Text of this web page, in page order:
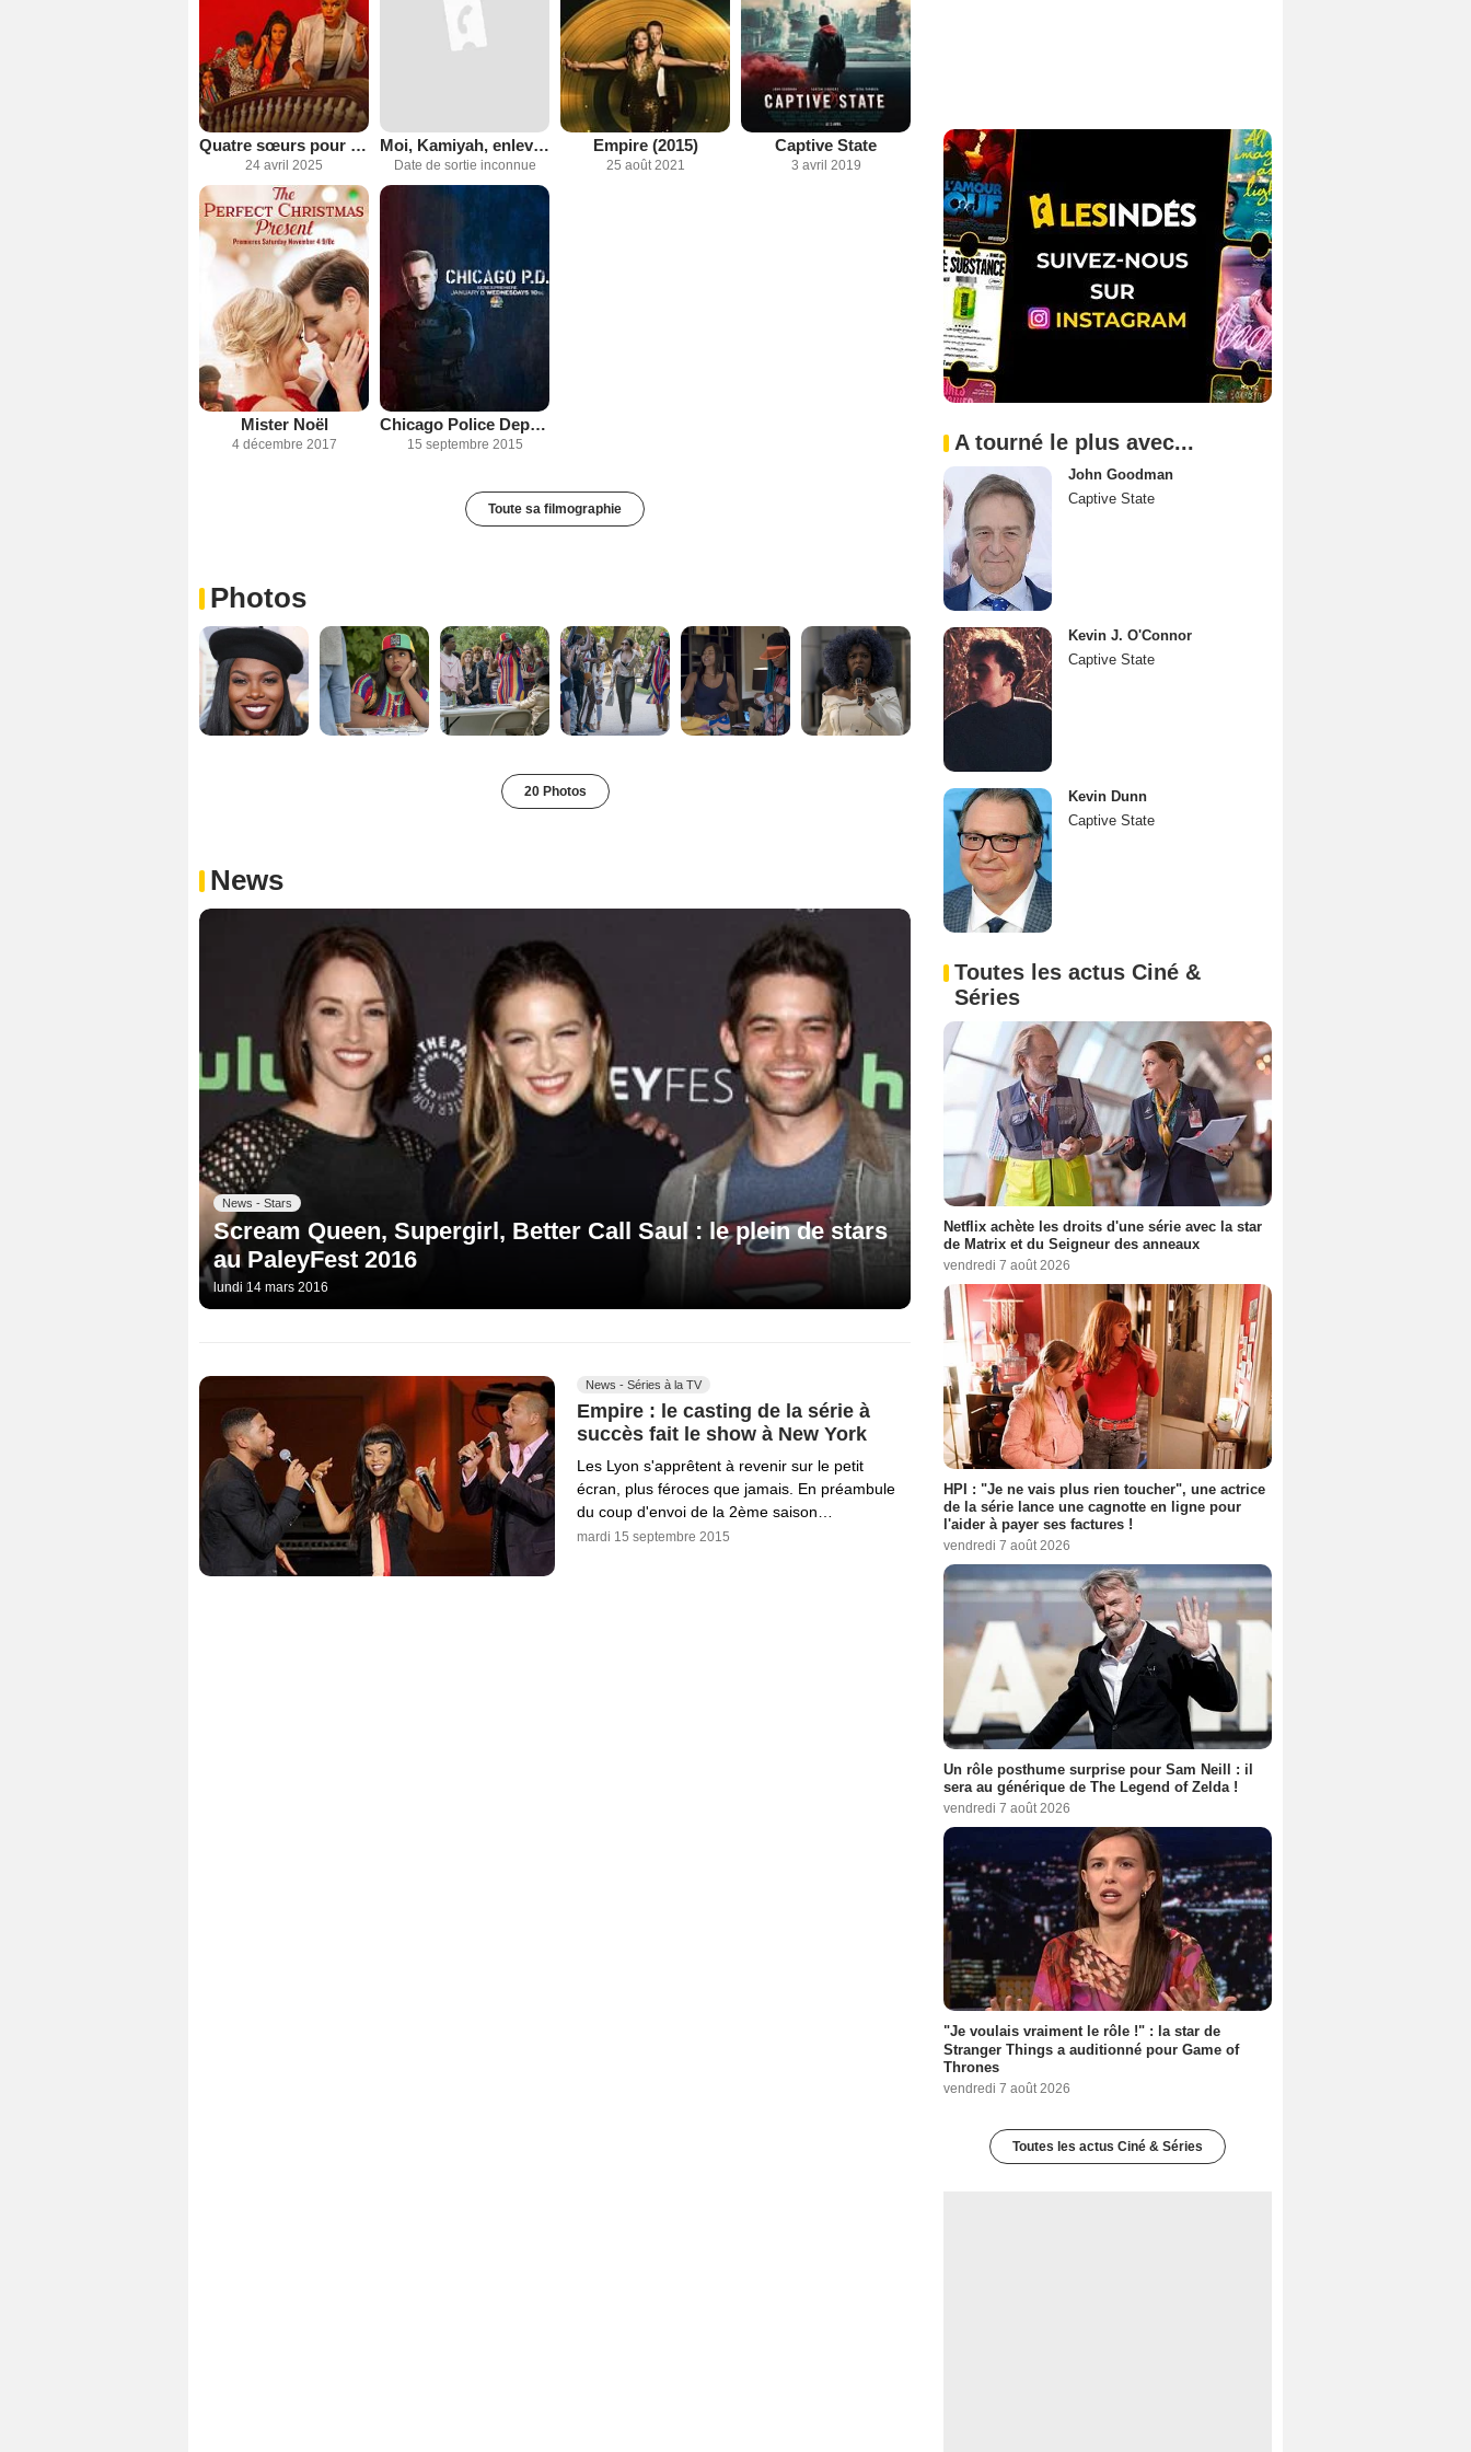
Quatre sœurs pour un meurtre
24 avril 2025
Moi, Kamiyah, enlevée à la naissance
Date de sortie inconnue
Empire (2015)
25 août 2021
Captive State
3 avril 2019
Mister Noël
4 décembre 2017
Chicago Police Department
15 septembre 2015
Toute sa filmographie
Photos
20 Photos
News
News - Stars
Scream Queen, Supergirl, Better Call Saul : le plein de stars
au PaleyFest 2016
lundi 14 mars 2016
News - Séries à la TV
Empire : le casting de la série à
succès fait le show à New York
Les Lyon s'apprêtent à revenir sur le petit
écran, plus féroces que jamais. En préambule
du coup d'envoi de la 2ème saison…
mardi 15 septembre 2015
A tourné le plus avec...
John Goodman
Captive State
Kevin J. O'Connor
Captive State
Kevin Dunn
Captive State
Toutes les actus Ciné &
Séries
Netflix achète les droits d'une série avec la star
de Matrix et du Seigneur des anneaux
vendredi 7 août 2026
HPI : "Je ne vais plus rien toucher", une actrice
de la série lance une cagnotte en ligne pour
l'aider à payer ses factures !
vendredi 7 août 2026
Un rôle posthume surprise pour Sam Neill : il
sera au générique de The Legend of Zelda !
vendredi 7 août 2026
"Je voulais vraiment le rôle !" : la star de
Stranger Things a auditionné pour Game of
Thrones
vendredi 7 août 2026
Toutes les actus Ciné & Séries